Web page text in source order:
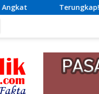
Kronologi Tragis